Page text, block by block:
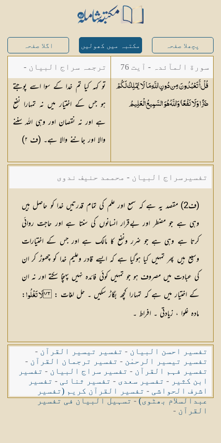
پچھلا صفحہ مکتبہ میں کھولیں اگلا صفحہ
سورة المآئدہ - آیت 76
قُلْ أَتَعْبُدُونَ مِن دُونِ اللَّهِ مَا لَا يَمْلِكُ لَكُمْ
ضَرًّا وَلَا نَفْعًا ۚ وَاللَّهُ هُوَ السَّمِيعُالْعَلِيمُ
ترجمہ سراج البیان -
مستفاد از ترجمتین
شاہ عبدالقادر دھلوی/
تو کہہ کیا تم خدا کے سوا اسے پوجتے
ہو جس کے اختیار میں نہ تمہارا نفع
ہے اور نہ نقصان اور وہی اللہ سننے
والا اور جاننے والا ہے۔ (ف ٢)
تفسیرسراج البیان - محممد حنیف ندوی
(ف2 ) مقصد یہ ہے کہ سمع اور علم کی تمام قدرتیں خدا کو حاصل ہیں
وہی ہے جو مضطر اور بےقرار انسانوں کی سنتا ہے اور حاجت روائی
کرتا ہے وہی ہے جو ضرر ونفع کا مالک ہے اور جس کے اختیارات
وسیع ہیں پھر تمہیں کیا ہوگیا ہے کہ ایسے قادر وعلیم خدا کو چھوڑ کر ان
کی عبادت میں مصروف ہو جو تمہیں کوئی فائدہ نہیں پہنچا سکتے اور نہ ان
کے اختیار میں ہے کہ تمہارا کچھ بگاڑ سکیں ۔ حل لغات : لَا تَغْلُوا :
مادہ غلوا ، زیادتی ۔ افراط ۔
تفسیر احسن البیان - تفسیر تیسیر القرآن -
تفسیر تیسیر الرحمٰن - تفسیر ترجمان القرآن -
تفسیر فہم القرآن - تفسیر سراج البیان - تفسیر
ابن کثیر - تفسیر سعدی - تفسیر ثنائی - تفسیر
اشرف الحواشی - تفسیر القرآن کریم (تفسیر
عبدالسلام بھٹوی)-تسہیل البیان فی تفسیر
القرآن -